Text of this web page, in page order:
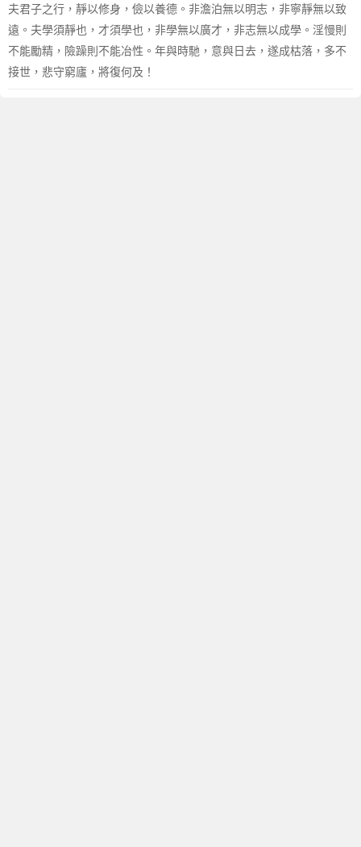
夫君子之行，靜以修身，儉以養德。非澹泊無以明志，非寧靜無以致
遠。夫學須靜也，才須學也，非學無以廣才，非志無以成學。淫慢則
不能勵精，險躁則不能冶性。年與時馳，意與日去，遂成枯落，多不
接世，悲守窮廬，將復何及！